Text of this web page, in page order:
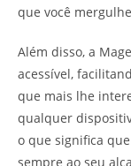
que você
Além disso, a
acessível,
que mais lhe
qualquer
o que significa
sempre ao seu